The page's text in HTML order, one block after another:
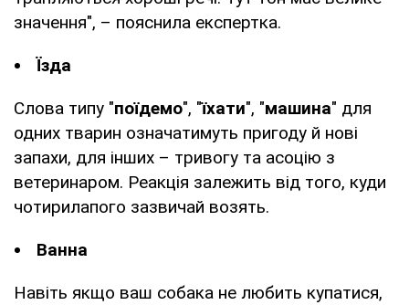
значення", – пояснила експертка.
Їзда
Слова типу "поїдемо", "їхати", "машина" для
одних тварин означатимуть пригоду й нові
запахи, для інших – тривогу та асоцію з
ветеринаром. Реакція залежить від того, куди
чотирилапого зазвичай возять.
Ванна
Навіть якщо ваш собака не любить купатися,